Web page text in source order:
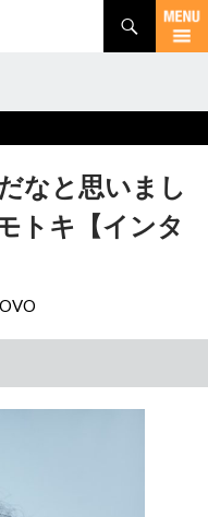
なと思いまし
トキ【インタ